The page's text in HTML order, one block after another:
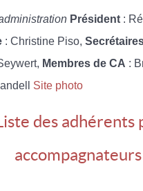
Président :
: Christine Piso,
Membres de CA :
Site photo
des adhérents